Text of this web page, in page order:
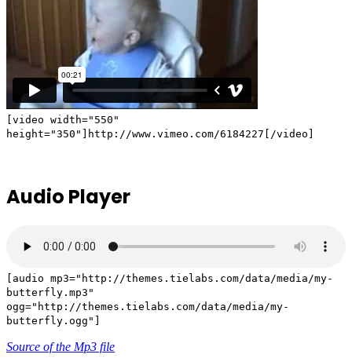
[video width="550"
height="350"]http://www.vimeo.com/6184227[/video]
Audio Player
[audio mp3="http://themes.tielabs.com/data/media/my-
butterfly.mp3"
ogg="http://themes.tielabs.com/data/media/my-
butterfly.ogg"]
Source of the Mp3 file